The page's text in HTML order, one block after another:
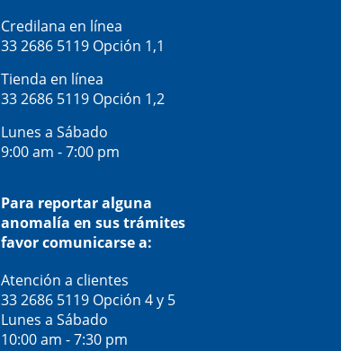
Credilana en línea
33 2686 5119 Opción 1,1
Tienda en línea
33 2686 5119 Opción 1,2
Lunes a Sábado
9:00 am - 7:00 pm
Para reportar alguna
anomalía en sus trámites
favor comunicarse a:
Atención a clientes
33 2686 5119 Opción 4 y 5
Lunes a Sábado
10:00 am - 7:30 pm